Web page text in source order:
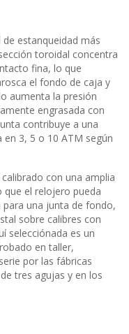
estanqueidad más
toroidal concentra
fina, lo que
el fondo de caja y
aumenta la presión
engrasada con
contribuye a una
3, 5 o 10 ATM según
con una amplia
el relojero pueda
una junta de fondo,
sobre calibres con
selecciónada es un
en taller,
por las fábricas
tres agujas y en los